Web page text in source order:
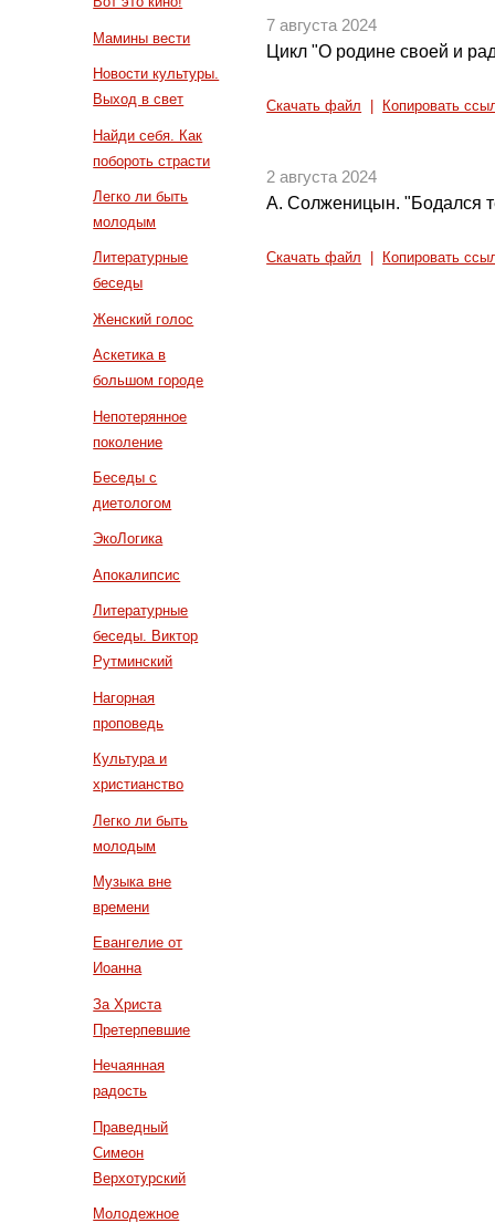
Мамины вести
Новости культуры.
Выход в свет
Найди себя. Как
побороть страсти
Легко ли быть
молодым
Литературные
беседы
Женский голос
Аскетика в
большом городе
Непотерянное
поколение
Беседы с
диетологом
ЭкоЛогика
Апокалипсис
Литературные
беседы. Виктор
Рутминский
Нагорная
проповедь
Культура и
христианство
Легко ли быть
молодым
Музыка вне
времени
Евангелие от
Иоанна
За Христа
Претерпевшие
Нечаянная
радость
Праведный
Симеон
Верхотурский
Молодежное
7 августа 2024
Цикл "О родине своей и
Скачать файл Копировать
2 августа 2024
А. Солженицын. "Бодался
Скачать файл Копировать